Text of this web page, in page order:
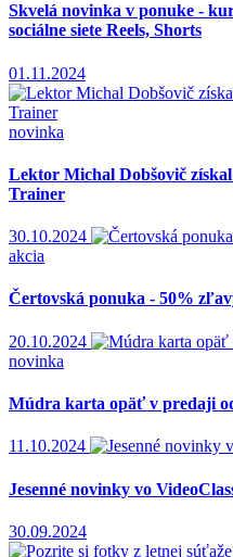
Skvelá novinka v ponuke -
sociálne siete Reels, Shorts
01.11.2024
novinka
Lektor Michal Dobšovič
Trainer
30.10.2024
akcia
Čertovská ponuka - 50%
20.10.2024
novinka
Múdra karta opäť v predaji
11.10.2024
Jesenné novinky vo
30.09.2024